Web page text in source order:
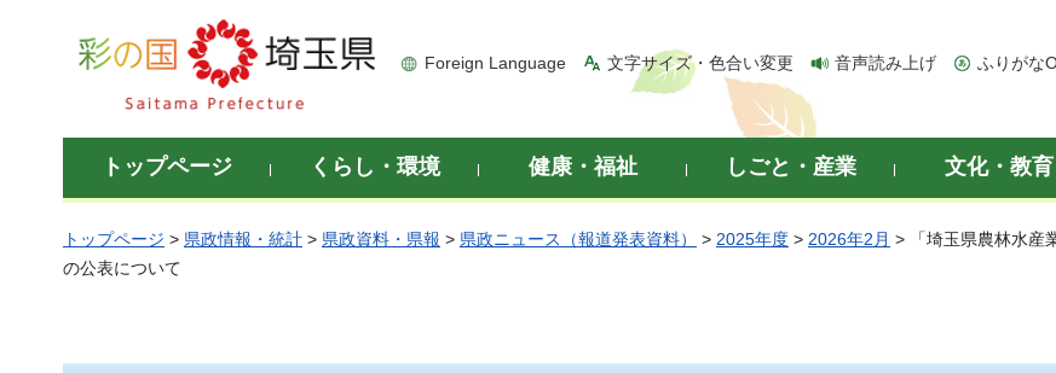
彩の国 埼玉県
Foreign Language 文字サイズ・色合い変更 音声読み上げ ふりがな
トップページ くらし・環境 健康・福祉 しごと・産業 文化・教育
トップページ > 県政情報・統計 > 県政資料・県報 > 県政ニュース（報道発表資料） > 2025年度 > 2026年2月 > 「埼玉県農林水産
の公表について